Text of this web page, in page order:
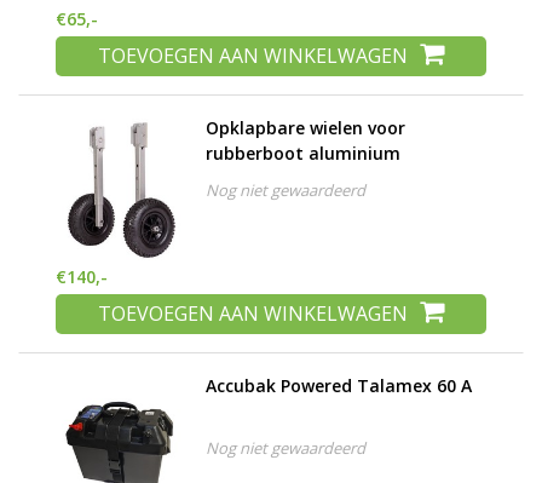
€65,-
TOEVOEGEN AAN WINKELWAGEN
Opklapbare wielen voor
rubberboot aluminium
Nog niet gewaardeerd
€140,-
TOEVOEGEN AAN WINKELWAGEN
Accubak Powered Talamex 60 A
Nog niet gewaardeerd